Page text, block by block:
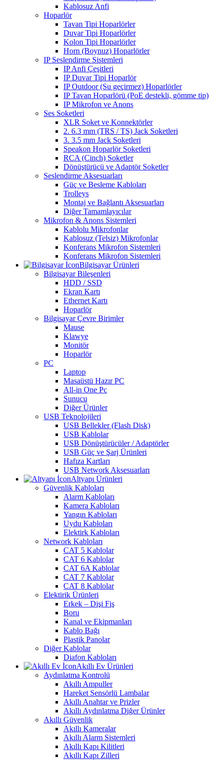
Kablosuz Anfi
Hoparlör
Tavan Tipi Hoparlörler
Duvar Tipi Hoparlörler
Kolon Tipi Hoparlörler
Horn (Boynuz) Hoparlörler
IP Seslendirme Sistemleri
IP Anfi Çeşitleri
IP Duvar Tipi Hoparlör
IP Outdoor (Su geçirmez) Hoparlörler
IP Tavan Hoparlörü (PoE destekli, gömme tip)
IP Mikrofon ve Anons
Ses Soketleri
XLR Soket ve Konnektörler
2. 6.3 mm (TRS / TS) Jack Soketleri
3. 3.5 mm Jack Soketleri
Speakon Hoparlör Soketleri
RCA (Cinch) Soketler
Dönüştürücü ve Adaptör Soketler
Seslendirme Aksesuarları
Güç ve Besleme Kabloları
Trolleys
Montaj ve Bağlantı Aksesuarları
Diğer Tamamlayıcılar
Mikrofon & Anons Sistemleri
Kablolu Mikrofonlar
Kablosuz (Telsiz) Mikrofonlar
Konferans Mikrofon Sistemleri
Konferans Mikrofon Sistemleri
Bilgisayar Ürünleri
Bilgisayar Bileşenleri
HDD / SSD
Ekran Kartı
Ethernet Kartı
Hoparlör
Bilgisayar Çevre Birimler
Mause
Klawye
Monitör
Hoparlör
PC
Laptop
Masaüstü Hazır PC
All-in One Pc
Sunucu
Diğer Ürünler
USB Teknolojileri
USB Bellekler (Flash Disk)
USB Kablolar
USB Dönüştürücüler / Adaptörler
USB Güç ve Şarj Ürünleri
Hafıza Kartları
USB Network Aksesuarları
Altyapı Ürünleri
Güvenlik Kabloları
Alarm Kabloları
Kamera Kabloları
Yangın Kabloları
Uydu Kabloları
Elektirk Kabloları
Network Kabloları
CAT 5 Kablolar
CAT 6 Kablolar
CAT 6A Kablolar
CAT 7 Kablolar
CAT 8 Kablolar
Elektirik Ürünleri
Erkek – Dişi Fiş
Boru
Kanal ve Ekipmanları
Kablo Bağı
Plastik Panolar
Diğer Kablolar
Diafon Kabloları
Akıllı Ev Ürünleri
Aydınlatma Kontrolü
Akıllı Ampuller
Hareket Sensörlü Lambalar
Akıllı Anahtar ve Prizler
Akıllı Aydınlatma Diğer Ürünler
Akıllı Güvenlik
Akıllı Kameralar
Akıllı Alarm Sistemleri
Akıllı Kapı Kilitleri
Akıllı Kapı Zilleri